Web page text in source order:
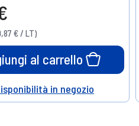
15%
di sconto
€ / LT)
al carrello
in negozio